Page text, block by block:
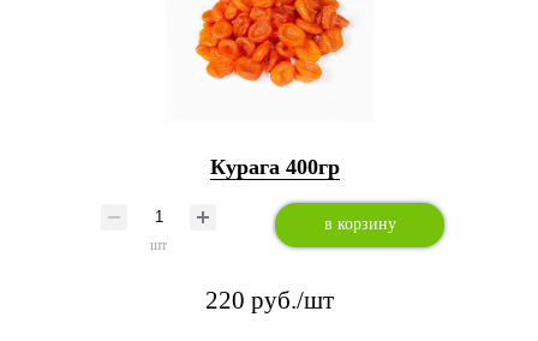
Курага 400гр
шт
в корзину
220 руб./шт